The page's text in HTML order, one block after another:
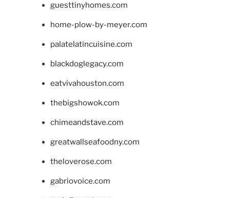
guesttinyhomes.com
home-plow-by-meyer.com
palatelatincuisine.com
blackdoglegacy.com
eatvivahouston.com
thebigshowok.com
chimeandstave.com
greatwallseafoodny.com
theloverose.com
gabriovoice.com